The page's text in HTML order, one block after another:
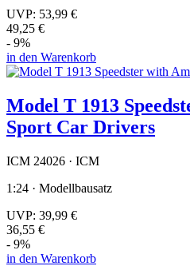
UVP: 53,99 €
49,25 €
- 9%
in den Warenkorb
Model T 1913
Sport Car Drivers
ICM 24026 · ICM
1:24 · Modellbausatz
UVP: 39,99 €
36,55 €
- 9%
in den Warenkorb